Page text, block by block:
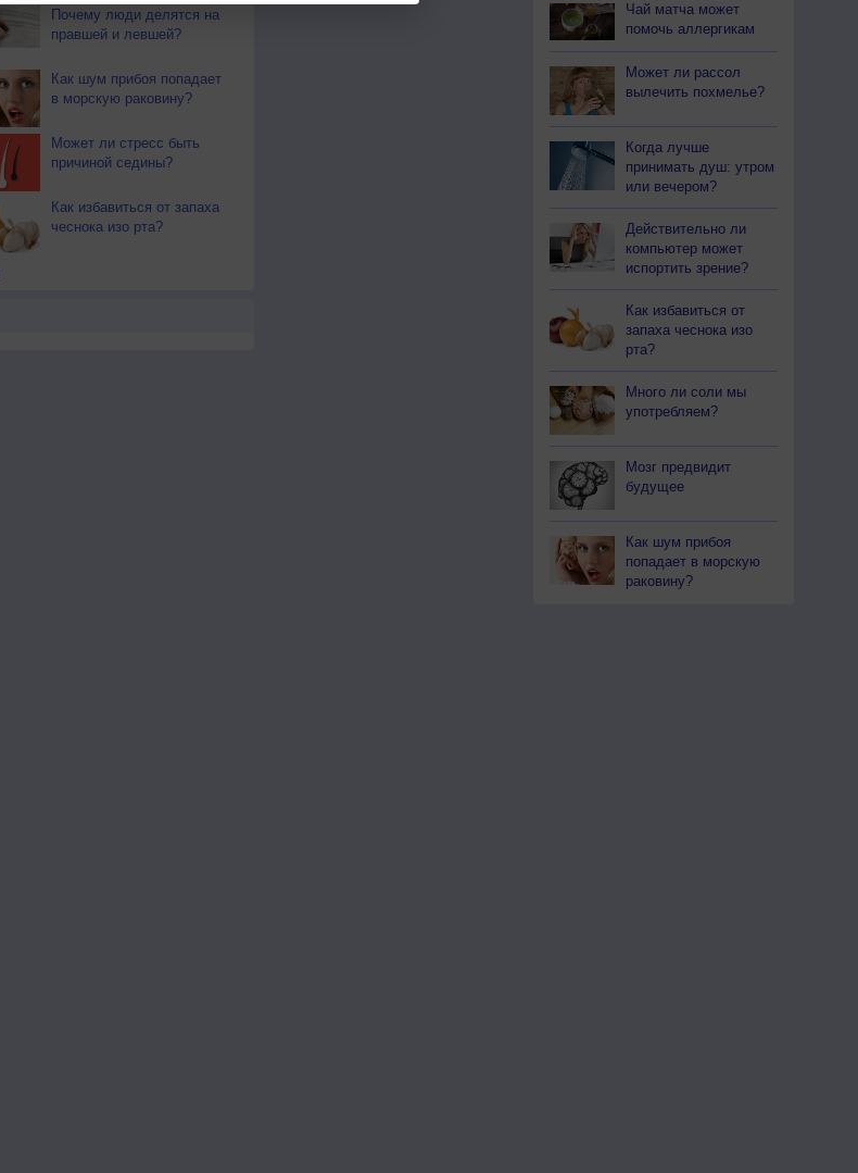
Почему люди делятся на
правшей и левшей?
Как шум прибоя попадает
в морскую раковину?
Может ли стресс быть
причиной седины?
Как избавиться от запаха
чеснока изо рта?
Чай матча может
помочь аллергикам
Может ли рассол
вылечить похмелье?
Когда лучше
принимать душ: утром
или вечером?
Действительно ли
компьютер может
испортить зрение?
Как избавиться от
запаха чеснока изо
рта?
Много ли соли мы
употребляем?
Мозг предвидит
будущее
Как шум прибоя
попадает в морскую
раковину?